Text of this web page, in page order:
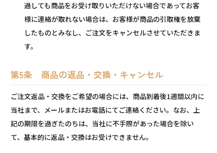
過しても商品をお受け取りいただけない場合であってお客
様に連絡が取れない場合は、お客様が商品の引取権を放棄
したものとみなし、ご注文をキャンセルさせていただきま
す。
第5条 商品の返品・交換・キャンセル
ご注文返品・交換をご希望の場合には、商品到着後1週間以内に
当社まで、メールまたはお電話にてご連絡ください。なお、上
記の期限を過ぎたのちは、当社に不手際があった場合を除い
て、基本的に返品・交換はお受けできません。